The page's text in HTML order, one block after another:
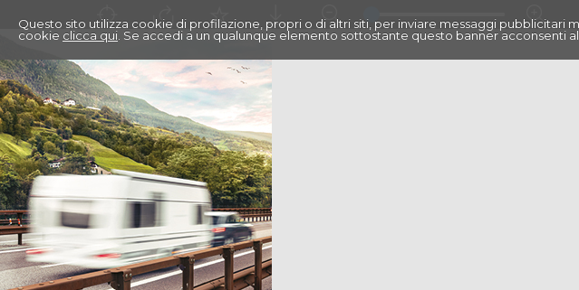
Questo sito utilizza cookie di profilazione, propri o di altri siti, per inviare messaggi pubblicitari
cookie clicca qui . Se accedi a un qualunque elemento sottostante questo banner acconsenti